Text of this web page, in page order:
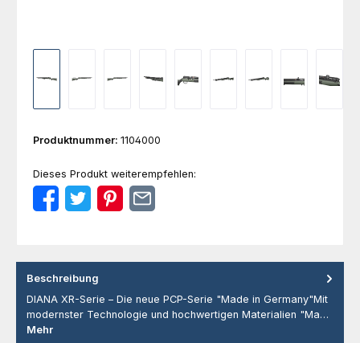
Produktnummer: 1104000
Dieses Produkt weiterempfehlen:
Beschreibung
DIANA XR-Serie – Die neue PCP-Serie "Made in Germany"Mit
modernster Technologie und hochwertigen Materialien "Ma…
Mehr